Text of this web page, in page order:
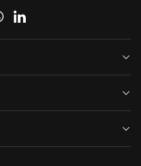
LinkedIn